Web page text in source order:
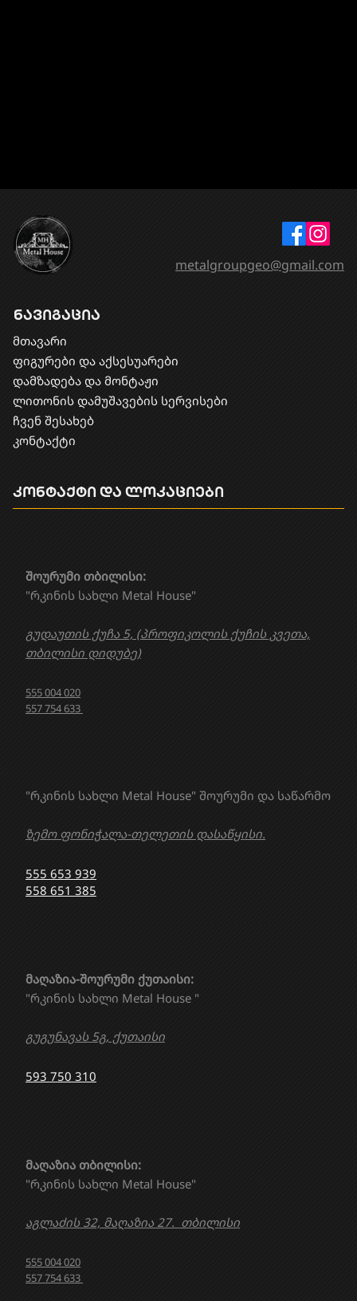
ნავიგაცია
მთავარი
ფიგურები და აქსესუარები
დამზადება და მონტაჟი
​ლითონის დამუშავების სერვისები
ჩვენ შესახებ
კონტაქტი
"რკინის სახლი Metal House" შოურუმი და საწარმო
ზემო ფონიჭალა-თელეთის დასაწყისი.
555 653 939
558 651 385
მაღაზია თბილისი:
"რკინის სახლი Metal House"
აგლაძის 32, მაღაზია 27. თბილისი
555 004 020
557 754 633
მაღაზია-შოურუმი ქუთაისი:
"რკინის სახლი Metal House "
გუგუნავას 5გ, ქუთაისი
593 750 310
შოურუმი თბილისი:
"რკინის სახლი Metal House"
გუდაუთის ქუჩა 5, (პროფიკოლის ქუჩის კვეთა,
თბილისი დიდუბე)
555 004 020
557 754 633
კონტაქტი და ლოკაციები
metalgroupgeo@gmail.com